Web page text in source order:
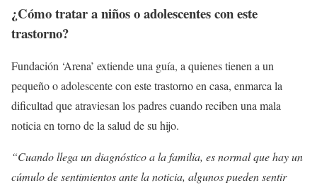
¿Cómo tratar a niños o adolescentes con este
trastorno?
Fundación ‘Arena’ extiende una guía, a quienes tienen a un
pequeño o adolescente con este trastorno en casa, enmarca la
dificultad que atraviesan los padres cuando reciben una mala
noticia en torno de la salud de su hijo.
“Cuando llega un diagnóstico a la familia, es normal que hay un
cúmulo de sentimientos ante la noticia, algunos pueden sentir